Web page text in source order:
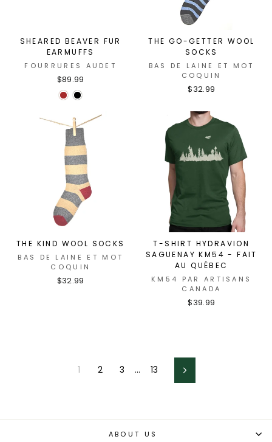
SHEARED BEAVER FUR
EARMUFFS
FOURRURES AUDET
$89.99
THE GO-GETTER WOOL
SOCKS
BAS DE LAINE ET MOT
COQUIN
$32.99
THE KIND WOOL SOCKS
BAS DE LAINE ET MOT
COQUIN
$32.99
T-SHIRT HYDRAVION
SAGUENAY KM54 - FAIT
AU QUÉBEC
KM54 PAR ARTISANS
CANADA
$39.99
1 2 3 … 13 Next
ABOUT US